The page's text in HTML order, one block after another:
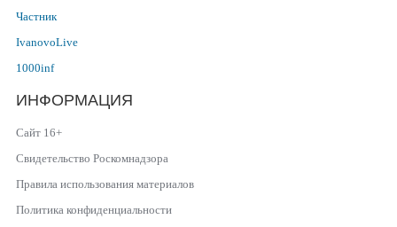
Частник
IvanovoLive
1000inf
ИНФОРМАЦИЯ
Сайт 16+
Свидетельство Роскомнадзора
Правила использования материалов
Политика конфиденциальности